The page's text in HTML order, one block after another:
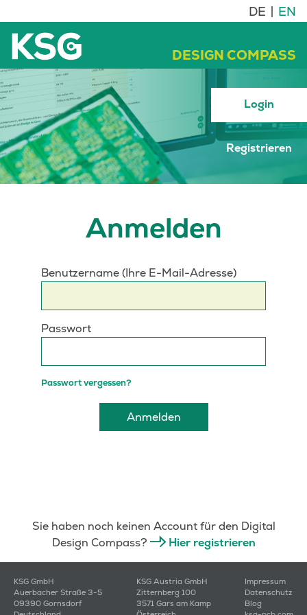
DESIGN COMPASS
DE EN
Login
Registrieren
Sie haben noch keinen Account für den Digital
Design Compass?
Hier registrieren
KSG GmbH
Auerbacher Straße 3-5
09390 Gornsdorf
KSG Austria GmbH
Zitternberg 100
3571 Gars am Kamp
Impressum
Datenschutz
Blog